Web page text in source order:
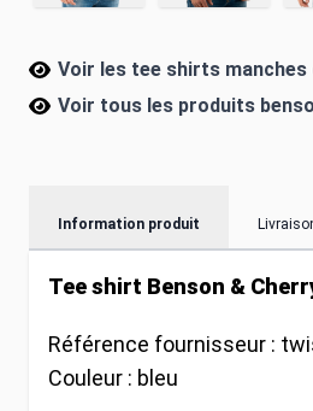
Voir les tee shirts
Voir tous les produits
Information produit
Tee shirt Benson &
Référence fournisseur :
Couleur : bleu